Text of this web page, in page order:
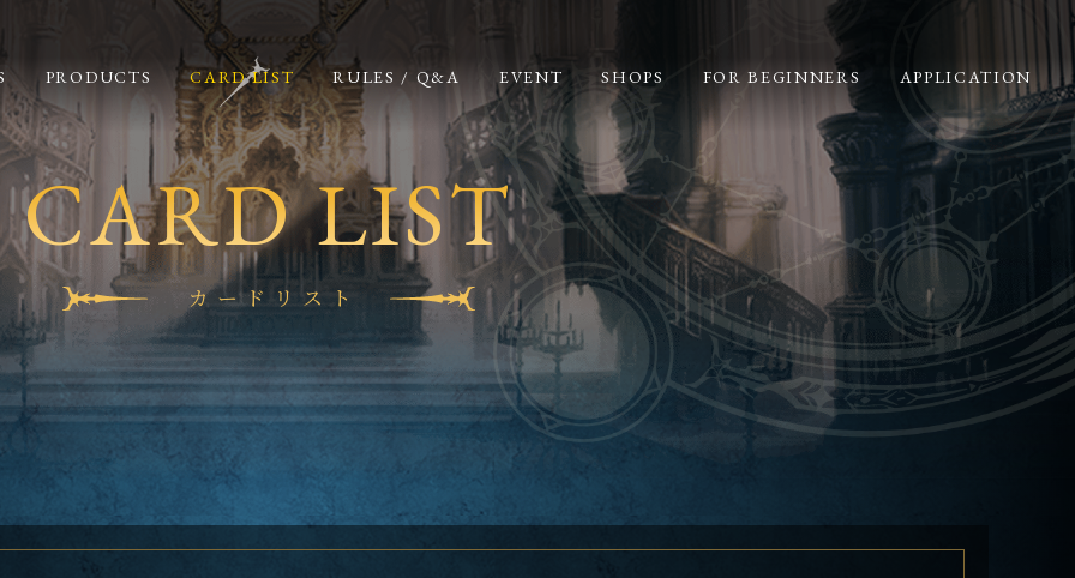
PRODUCTS CARD LIST RULES / Q&A EVENT SHOPS FOR BEGINNERS APPLICATION
CARD LIST
カードリスト